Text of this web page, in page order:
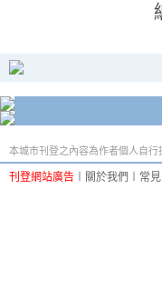
本城市刊登之內容為作者個人自行
刊登網站廣告 關於我們 常